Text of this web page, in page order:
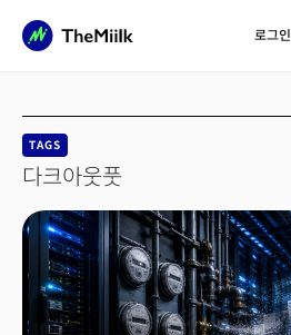
로그인
TAGS
다크아웃풋